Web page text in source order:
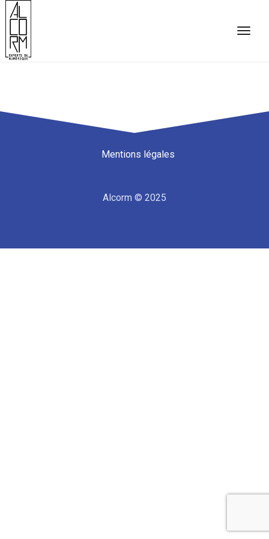
Mentions légales
Alcorm © 2025